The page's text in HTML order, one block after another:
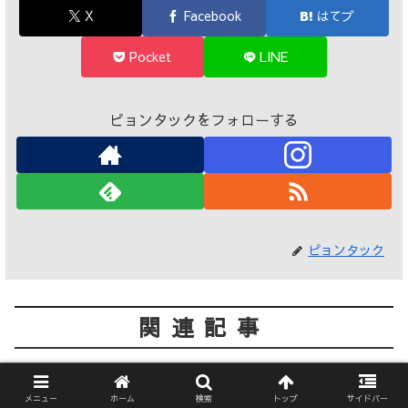
X Facebook はてブ
Pocket LINE
ピョンタックをフォローする
ピョンタック
関連記事
素材・テンプレ
【商用利用可】おしゃれでかわい
い手描きの葉っぱのイラスト15
メニュー ホーム 検索 トップ サイドバー